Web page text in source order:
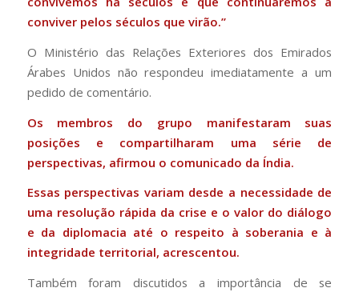
conviver pelos séculos que virão.”
O Ministério das Relações Exteriores dos Emirados
Árabes Unidos não respondeu imediatamente a um
pedido de comentário.
Os membros do grupo manifestaram suas
posições e compartilharam uma série de
perspectivas, afirmou o comunicado da Índia.
Essas perspectivas variam desde a necessidade de
uma resolução rápida da crise e o valor do diálogo
e da diplomacia até o respeito à soberania e à
integridade territorial, acrescentou.
Também foram discutidos a importância de se